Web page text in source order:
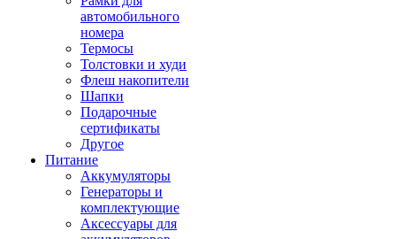
автомобильного
номера
Термосы
Толстовки и худи
Флеш накопители
Шапки
Подарочные
сертификаты
Другое
Питание
Аккумуляторы
Генераторы и
комплектующие
Аксессуары для